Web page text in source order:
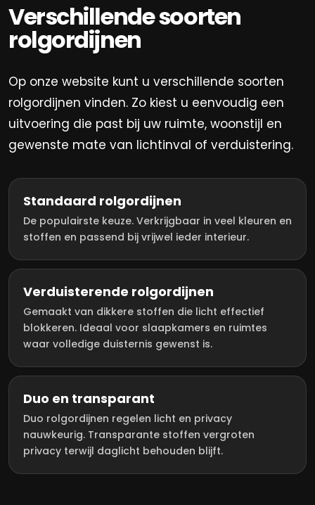
Verschillende soorten
rolgordijnen
Op onze website kunt u verschillende soorten
rolgordijnen vinden. Zo kiest u eenvoudig een
uitvoering die past bij uw ruimte, woonstijl en
gewenste mate van lichtinval of verduistering.
Standaard rolgordijnen
De populairste keuze. Verkrijgbaar in veel kleuren en
stoffen en passend bij vrijwel ieder interieur.
Verduisterende rolgordijnen
Gemaakt van dikkere stoffen die licht effectief
blokkeren. Ideaal voor slaapkamers en ruimtes
waar volledige duisternis gewenst is.
Duo en transparant
Duo rolgordijnen regelen licht en privacy
nauwkeurig. Transparante stoffen vergroten
privacy terwijl daglicht behouden blijft.